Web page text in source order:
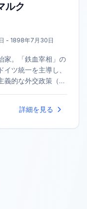
ルク
- 1898年7月30日
家。「鉄血宰相」の
ツ統一を主導し、
義的な外交政策（レ
詳細を見る